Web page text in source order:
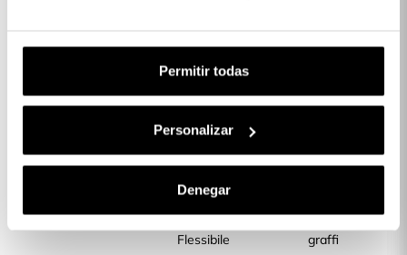
Permitir todas
Personalizar
Denegar
CARATTERISTICHE DEL PRODOTTO
Silicone
Flessibile
Resiste a urti e
graffi